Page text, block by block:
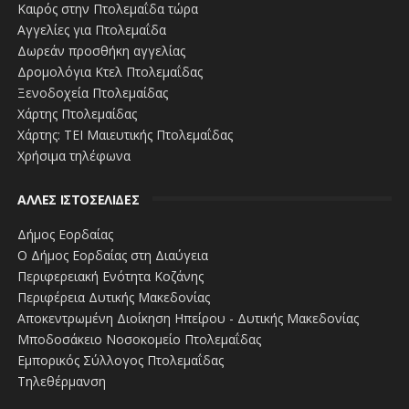
από αυτό οι ελληνικές επιχειρήσεις.
Μαζί, Ελλάδα και Γερμανία, εμβαθύνουμε τη διμερή μας
σχέση και επενδύουμε από κοινού σε μια Ευρώπη η
οποία λειτουργεί ακόμη περισσότερο και ακόμη
γρηγορότερα προς όφελος όλων μας».
#ΚΥΡΙΑΚΟΣ_ΠΙΕΡΡΑΚΑΚΗΣ #ΥΠΟΥΡΓΟΣ_ΟΙΚΟΝΟΜΙΚΩΝ
#ΓΕΡΜΑΝΙΑ
Καιρός στην Πτολεμαΐδα τώρα
Αγγελίες για Πτολεμαΐδα
Δωρεάν προσθήκη αγγελίας
Δρομολόγια Κτελ Πτολεμαΐδας
Ξενοδοχεία Πτολεμαίδας
Χάρτης Πτολεμαίδας
Χάρτης: ΤΕΙ Μαιευτικής Πτολεμαΐδας
Χρήσιμα τηλέφωνα
ΑΛΛΕΣ ΙΣΤΟΣΕΛΙΔΕΣ
Δήμος Εορδαίας
Ο Δήμος Εορδαίας στη Διαύγεια
Περιφερειακή Ενότητα Κοζάνης
Περιφέρεια Δυτικής Μακεδονίας
Αποκεντρωμένη Διοίκηση Ηπείρου - Δυτικής Μακεδονίας
Μποδοσάκειο Νοσοκομείο Πτολεμαΐδας
Εμπορικός Σύλλογος Πτολεμαΐδας
Τηλεθέρμανση